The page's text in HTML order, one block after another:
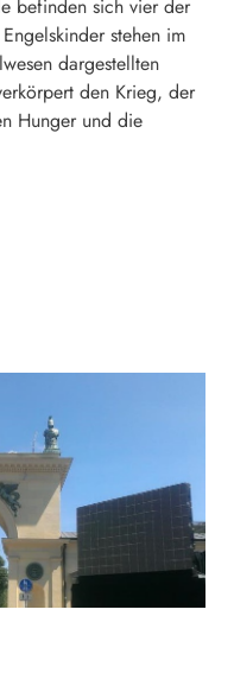
befinden sich vier der
stehen im
dargestellten
den Krieg, der
Hunger und die